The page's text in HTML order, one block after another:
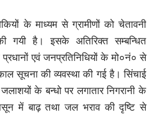
के माध्यम से ग्रामीणों को चेतावनी
गयी है। इसके अतिरिक्त सम्बन्धित
प्रधानों एवं जनप्रतिनिधियों के मो०नं० से
सूचना की व्यवस्था की गई है। सिंचाई
के बन्धो पर लगातार निगरानी के
में बाढ़ तथा जल भराव की दृष्टि से